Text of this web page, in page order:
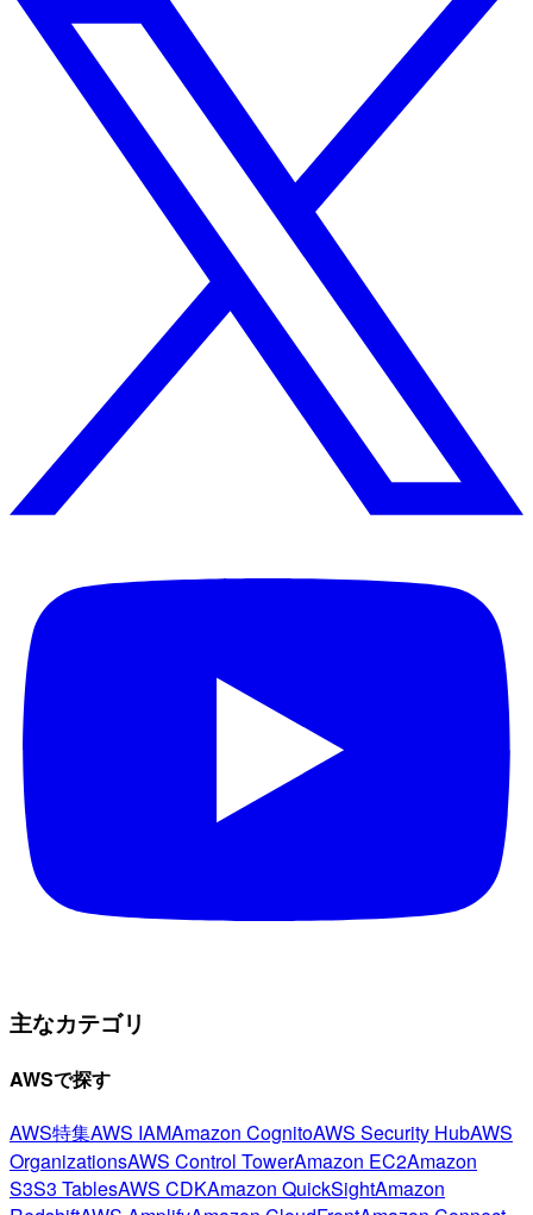
主なカテゴリ
AWSで探す
AWS特集AWS IAMAmazon CognitoAWS Security HubAWS
OrganizationsAWS Control TowerAmazon EC2Amazon
S3S3 TablesAWS CDKAmazon QuickSightAmazon